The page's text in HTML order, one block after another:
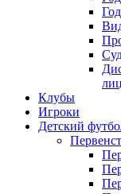
Клубы
Игроки
Детский